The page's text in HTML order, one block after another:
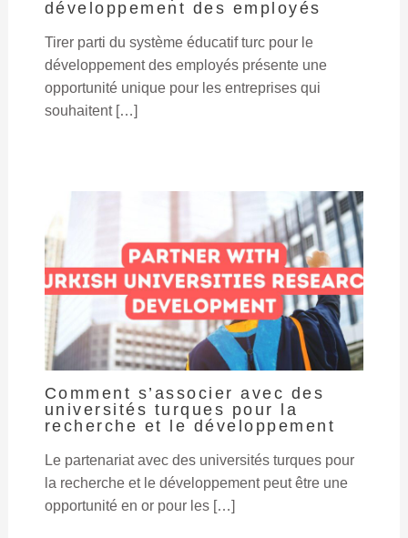
développement des employés
Tirer parti du système éducatif turc pour le
développement des employés présente une
opportunité unique pour les entreprises qui
souhaitent […]
Comment s’associer avec des
universités turques pour la
recherche et le développement
Le partenariat avec des universités turques pour
la recherche et le développement peut être une
opportunité en or pour les […]